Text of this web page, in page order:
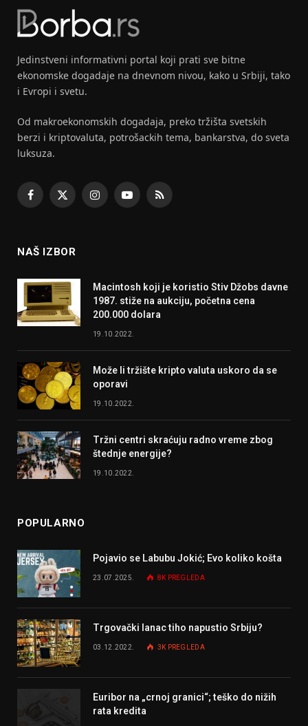
Jedinstveni informativni portal koji prati sve bitne
ekonomske dogadaje na dnevnom nivou, kako u Srbiji, tako
i Evropi i svetu.
Od makroekonomskih dogadaja, preko tržišta svetskih
berzi i kriptovaluta, potrošackih tema, bankarstva, do sveta
luksuza.
Facebook
X
InstagramYouTubeRSS
NAŠ IZBOR
Macintosh koji je koristio Stiv Džobs davne
1987. stiže na aukciju, početna cena
200.000 dolara
19.10.2022.
Može li tržište kripto valuta uskoro da se
oporavi
19.10.2022.
Tržni centri skraćuju radno vreme zbog
štednje energije?
19.10.2022.
POPULARNO
Pojavio se Labubu Jokić; Evo koliko košta
23.07.2025. 8K PREGLEDA
Trgovački lanac tiho napustio Srbiju?
03.12.2022. 3K PREGLEDA
Euribor na „crnoj granici“; teško do nižih
rata kredita